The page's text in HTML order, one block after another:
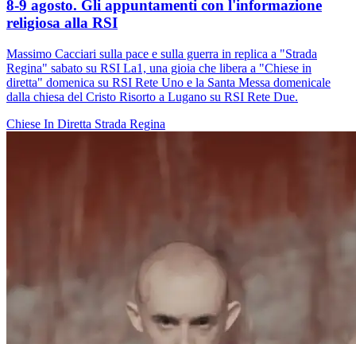
8-9 agosto. Gli appuntamenti con l'informazione
religiosa alla RSI
Massimo Cacciari sulla pace e sulla guerra in replica a "Strada
Regina" sabato su RSI La1, una gioia che libera a "Chiese in
diretta" domenica su RSI Rete Uno e la Santa Messa domenicale
dalla chiesa del Cristo Risorto a Lugano su RSI Rete Due.
Chiese In Diretta Strada Regina